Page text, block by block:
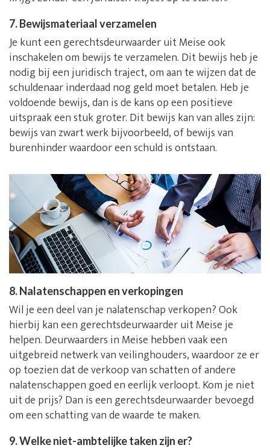
7. Bewijsmateriaal verzamelen
Je kunt een gerechtsdeurwaarder uit Meise ook
inschakelen om bewijs te verzamelen. Dit bewijs heb je
nodig bij een juridisch traject, om aan te wijzen dat de
schuldenaar inderdaad nog geld moet betalen. Heb je
voldoende bewijs, dan is de kans op een positieve
uitspraak een stuk groter. Dit bewijs kan van alles zijn:
bewijs van zwart werk bijvoorbeeld, of bewijs van
burenhinder waardoor een schuld is ontstaan.
8. Nalatenschappen en verkopingen
Wil je een deel van je nalatenschap verkopen? Ook
hierbij kan een gerechtsdeurwaarder uit Meise je
helpen. Deurwaarders in Meise hebben vaak een
uitgebreid netwerk van veilinghouders, waardoor ze er
op toezien dat de verkoop van schatten of andere
nalatenschappen goed en eerlijk verloopt. Kom je niet
uit de prijs? Dan is een gerechtsdeurwaarder bevoegd
om een schatting van de waarde te maken.
9. Welke niet-ambtelijke taken zijn er?